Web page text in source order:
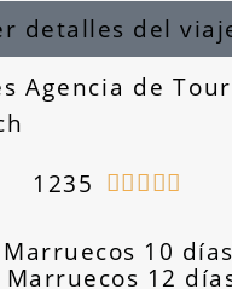
detalles del
Agencia de
1235
    